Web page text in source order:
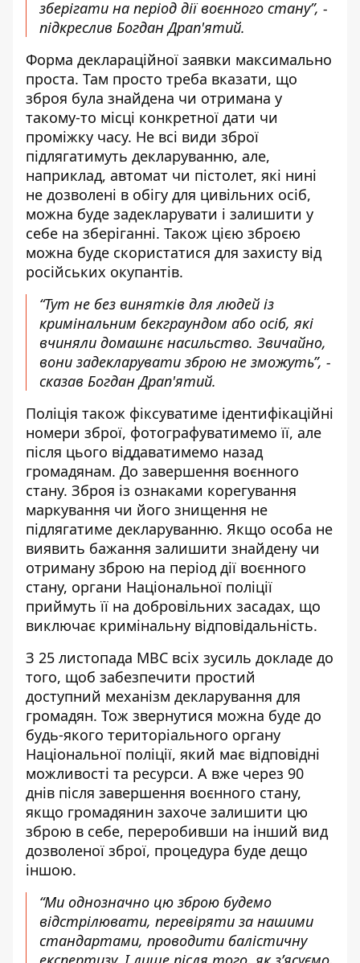
зберігати на період дії воєнного стану”, -
підкреслив Богдан Драп'ятий.
Форма деклараційної заявки максимально
проста. Там просто треба вказати, що
зброя була знайдена чи отримана у
такому-то місці конкретної дати чи
проміжку часу. Не всі види зброї
підлягатимуть декларуванню, але,
наприклад, автомат чи пістолет, які нині
не дозволені в обігу для цивільних осіб,
можна буде задекларувати і залишити у
себе на зберіганні. Також цією зброєю
можна буде скористатися для захисту від
російських окупантів.
“Тут не без винятків для людей із
кримінальним бекграундом або осіб, які
вчиняли домашнє насильство. Звичайно,
вони задекларувати зброю не зможуть”, -
сказав Богдан Драп'ятий.
Поліція також фіксуватиме ідентифікаційні
номери зброї, фотографуватимемо її, але
після цього віддаватимемо назад
громадянам. До завершення воєнного
стану. Зброя із ознаками корегування
маркування чи його знищення не
підлягатиме декларуванню. Якщо особа не
виявить бажання залишити знайдену чи
отриману зброю на період дії воєнного
стану, органи Національної поліції
приймуть її на добровільних засадах, що
виключає кримінальну відповідальність.
З 25 листопада МВС всіх зусиль докладе до
того, щоб забезпечити простий
доступний механізм декларування для
громадян. Тож звернутися можна буде до
будь-якого територіального органу
Національної поліції, який має відповідні
можливості та ресурси. А вже через 90
днів після завершення воєнного стану,
якщо громадянин захоче залишити цю
зброю в себе, переробивши на інший вид
дозволеної зброї, процедура буде дещо
іншою.
“Ми однозначно цю зброю будемо
відстрілювати, перевіряти за нашими
стандартами, проводити балістичну